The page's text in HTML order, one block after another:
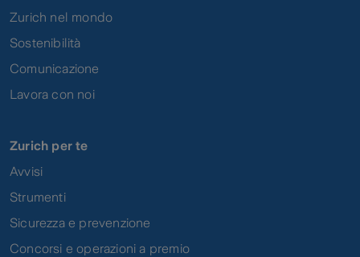
Zurich nel mondo
Sostenibilità
Comunicazione
Lavora con noi
Zurich per te
Avvisi
Strumenti
Sicurezza e prevenzione
Concorsi e operazioni a premio